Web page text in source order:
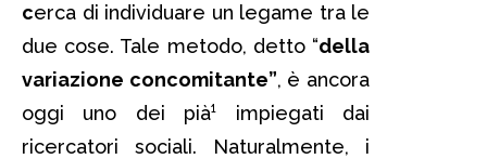
cerca di individuare un legame tra le
due cose. Tale metodo, detto “della
variazione concomitante”, è ancora
oggi uno dei pià¹ impiegati dai
ricercatori sociali. Naturalmente, i